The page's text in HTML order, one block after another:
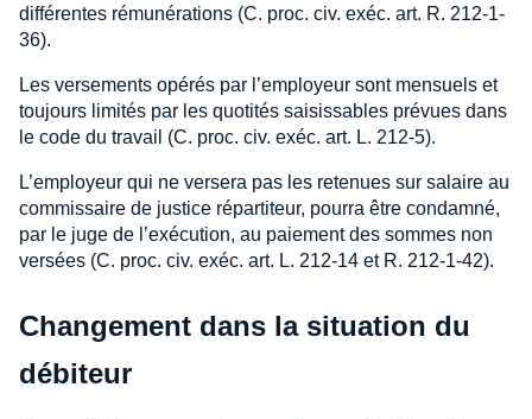
différentes rémunérations (C. proc. civ. exéc. art. R. 212-1-
36).
Les versements opérés par l’employeur sont mensuels et
toujours limités par les quotités saisissables prévues dans
le code du travail (C. proc. civ. exéc. art. L. 212-5).
L’employeur qui ne versera pas les retenues sur salaire au
commissaire de justice répartiteur, pourra être condamné,
par le juge de l’exécution, au paiement des sommes non
versées (C. proc. civ. exéc. art. L. 212-14 et R. 212-1-42).
Changement dans la situation du
débiteur